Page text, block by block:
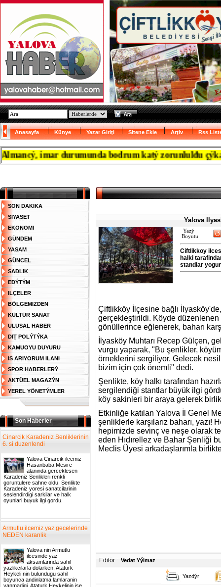
Anasayfa Künye Yazar Giriţi Sitene Ekle Arţiv Rss
imar durumunda bodrum katý zorunlulđu
Yalova
Yazý
Boyutu
Ciftlikkoy
halki
standlar
Çiftlikköy İlçesine bağlı
gerçekleştirildi. Köyde
gönüllerince eğlenerek, baharı
İlyasköy Muhtarı Recep Gülçen,
vurgu yaparak, "Bu şenlikler,
örneklerini sergiliyor. Gelecek
bizim için çok önemli" dedi.
Şenlikte, köy halkı tarafından
sergilendiği stantlar büyük ilgi
köy sakinleri bir araya gelerek
Etkinliğe katılan Yalova İl Genel
şenliklerle karşılarız baharı, yazı!
hepimizde sevinç ve neşe olarak
eden Hıdırellez ve Bahar Şenliği
Meclis Üyesi arkadaşlarımla
Editör : Vedat Yýlmaz
Yazdýr
SON DAKIKA
SIYASET
EKONOMI
GÜNDEM
YASAM
GÜNCEL
SAĐLIK
EĐÝTÝM
ILÇELER
BÖLGEMIZDEN
KÜLTÜR SANAT
ULUSAL HABER
DIŢ POLÝTÝKA
KAMUOYU DUYURU
IS ARIYORUM ILANI
SPOR HABERLERÝ
AKTÜEL MAGAZÝN
YEREL YÖNETÝMLER
Son Haberler
Cinarcik Karadeniz Senliklerinin
6. si duzenlendi
Yalova Cinarcik ilcemiz
Hasanbaba Mesire
alaninda gerceklesen
Karadeniz Senlikleri renkli
goruntulere sahne oldu. Senlikte
Karadeniz yoresi sanatcilarinin
seslendirdigi sarkilar ve halk
oyunlari buyuk ilgi gordu.
Armutlu ilcemiz yaz gecelerinde
NEDEN karanlik
Yalova nin Armutlu
ilcesinde yaz
aksamlarinda sahil
yazlikcilarla dolarken, Ataturk
Heykeli nin bulundugu sahil
boyunca andinlatma lamlaranin
yanmadigi, Ataturk Heykelinin ise